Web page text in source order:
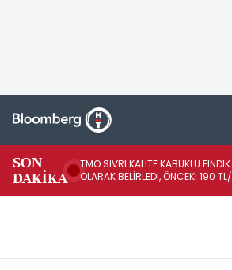
SON
DAKİKA
TMO SİVRİ KALİTE KABUKLU
OLARAK BELİRLEDİ, ÖNCEKİ 190